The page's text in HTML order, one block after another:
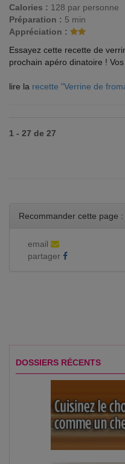
Calories : 128 par personne
Préparation : 5 min
Appréciation :
Essayez cette recette de
prochain apéro dinatoire !
lire la recette "Verrine de
1 - 27 de 27
Recommander cette page :
email
partager
DOSSIERS RÉCENTS